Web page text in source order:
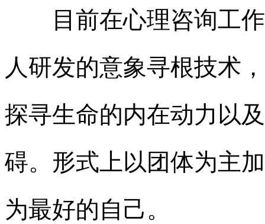
目前在心理咨询工
人研发的意象寻根技术
探寻生命的内在动力以
碍。形式上以团体为主
为最好的自己。